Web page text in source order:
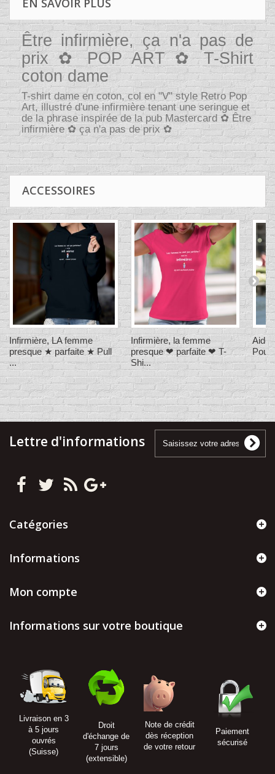
EN SAVOIR PLUS
Être infirmière, ça n'a pas de
prix ✿ POP ART ✿ T-Shirt
coton dame
T-shirt dame en coton, col en "V" style Retro Pop
Art, illustré d'une infirmière tenant une seringue et
de la phrase inspirée de la pub Mastercard ✿ Être
infirmière ✿ ça n'a pas de prix ✿
ACCESSOIRES
Infirmière, LA femme
presque ★ parfaite ★ Pull
...
Infirmière, la femme
presque ❤ parfaite ❤ T-
Shi...
Lettre d'informations
Catégories
Informations
Mon compte
Informations sur votre boutique
Livraison en 3
à 5 jours
ouvrés
(Suisse)
Droit
d'échange de
7 jours
(extensible)
Note de crédit
dès réception
de votre retour
Paiement
sécurisé